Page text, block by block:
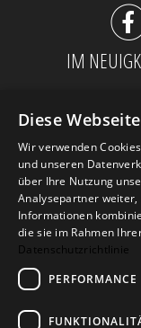
IM
AGB
Diese
Wir verwenden
und unseren
über Ihre Nutzung
Analysepartner
Informationen
die sie im Rahmen
Datenschutzrichtlinie
PERFORMANCE